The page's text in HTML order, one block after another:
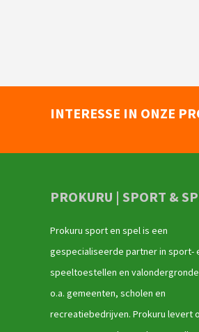
INTERESSE IN ONZE
PROKURU | SPORT &
Prokuru sport en spel is een
gespecialiseerde partner in sport-
speeltoestellen en
o.a. gemeenten, scholen en
recreatiebedrijven. Prokuru levert